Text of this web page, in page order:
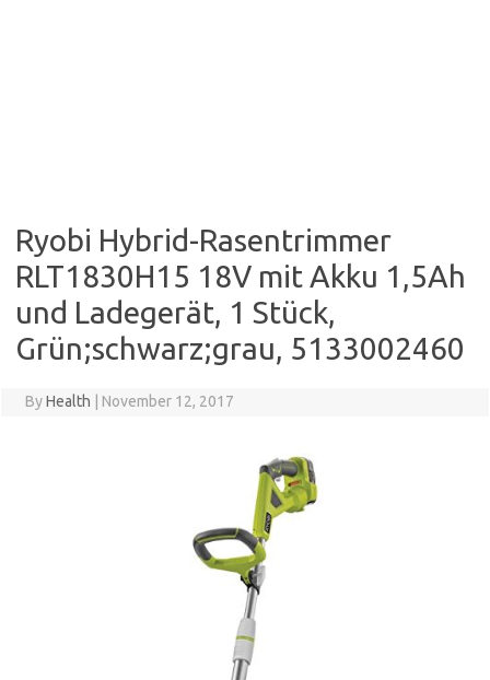
Ryobi Hybrid-Rasentrimmer
RLT1830H15 18V mit Akku 1,5Ah
und Ladegerät, 1 Stück,
Grün;schwarz;grau, 5133002460
ByHealth November 12, 2017